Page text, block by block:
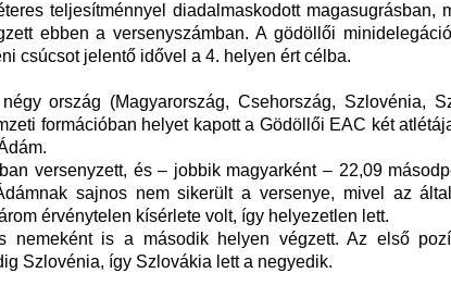
teljesítménnyel diadalmaskodott magasugrásban,
ebben a versenyszámban. A gödöllői
csúcsot jelentő idővel a 4. helyen ért célba.
ország (Magyarország, Csehország, Szlovénia,
formációban helyet kapott a Gödöllői EAC két
versenyzett, és – jobbik magyarként – 22,09
sajnos nem sikerült a versenye, mivel az
érvénytelen kísérlete volt, így helyezetlen lett.
nemeként is a második helyen végzett. Az első
Szlovénia, így Szlovákia lett a negyedik.